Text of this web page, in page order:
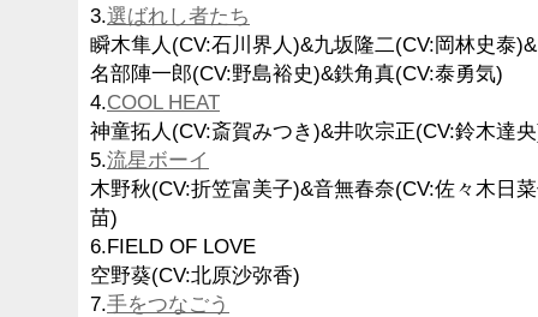
3.選ばれし者たち
瞬木隼人(CV:石川界人)&九坂隆二(CV:岡林史泰
名部陣一郎(CV:野島裕史)&鉄角真(CV:泰勇気)
4.COOL HEAT
神童拓人(CV:斎賀みつき)&井吹宗正(CV:鈴木達
5.流星ボーイ
木野秋(CV:折笠富美子)&音無春奈(CV:佐々木日
苗)
6.FIELD OF LOVE
空野葵(CV:北原沙弥香)
7.手をつなごう